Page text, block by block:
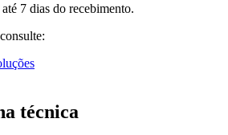
7 dias do recebimento.
técnica